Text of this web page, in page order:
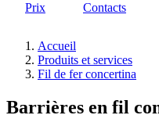
Prix Contacts
Accueil
Produits et services
Fil de fer concertina
Barrières en fil